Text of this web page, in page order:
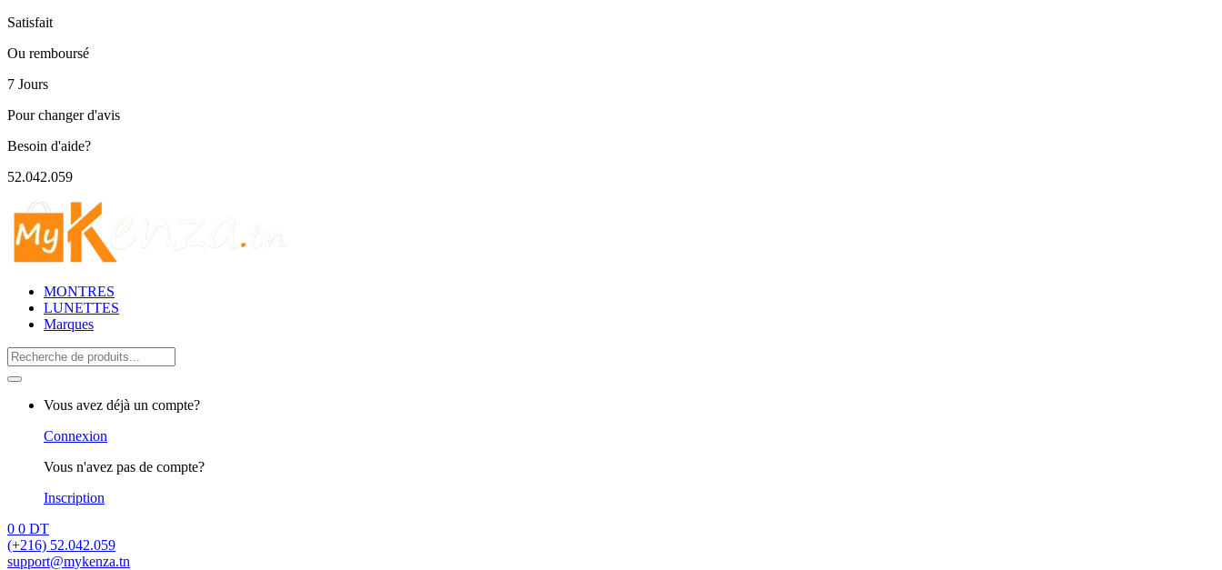
Satisfait
Ou remboursé
7 Jours
Pour changer d'avis
Besoin d'aide?
52.042.059
MONTRES
LUNETTES
Marques
Search
for:
Vous avez déjà un compte?
Connexion
Vous n'avez pas de compte?
Inscription
0 0 DT
(+216) 52.042.059
support@mykenza.tn